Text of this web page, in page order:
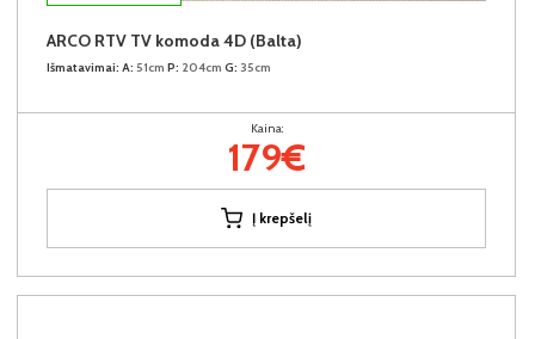
ARCO RTV TV komoda 4D (Balta)
Išmatavimai: A: 51cm P: 204cm G: 35cm
Kaina:
179€
Į krepšelį